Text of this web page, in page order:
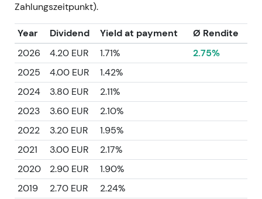
Zahlungszeitpunkt).
Year Dividend Yield at payment
Ø Rendite
2026
4.20 EUR 1.71%
2.75%
2025
4.00 EUR
1.42%
2024
3.80 EUR
2.11%
2023
3.60 EUR
2.10%
2022
3.20 EUR
1.95%
2021
3.00 EUR
2.17%
2020
2.90 EUR
1.90%
2019
2.70 EUR
2.24%